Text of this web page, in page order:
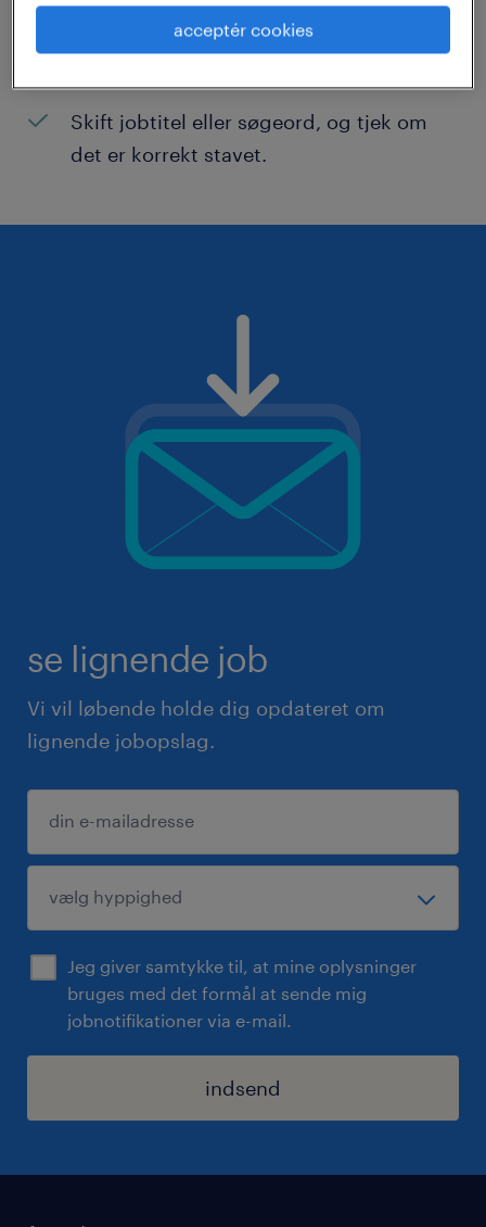
Har du søgt efter job på en specifik
lokation? Overvej at udvide
Skift jobtitel eller søgeord, og tjek om
det er korrekt stavet.
se lignende job
Vi vil løbende holde dig opdateret om
lignende jobopslag.
Jeg giver samtykke til, at mine oplysninger
bruges med det formål at sende mig
jobnotifikationer via e-mail.
indsend
acceptér cookies